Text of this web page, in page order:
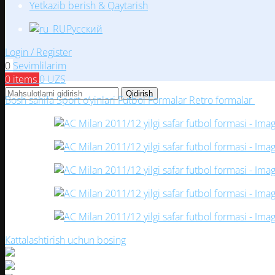
Yetkazib berish & Qaytarish
Русский
Login / Register
0 Sevimlilarim
0 items0UZS
Qidirish
Bosh sahifaSport o‘yinlariFutbolFormalar Retro formalar
Кattalashtirish uchun bosing